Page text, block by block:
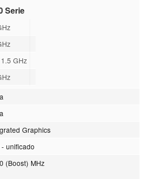
Serie
GHz
Graphics
unificado
(Boost) MHz